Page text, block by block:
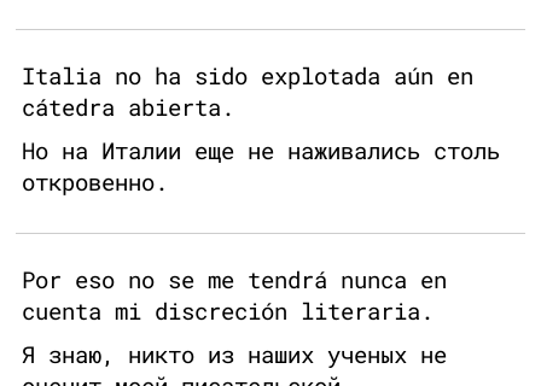
Italia no ha sido explotada aún en
cátedra abierta.
Но на Италии еще не наживались столь
откровенно.
Por eso no se me tendrá nunca en
cuenta mi discreción literaria.
Я знаю, никто из наших ученых не